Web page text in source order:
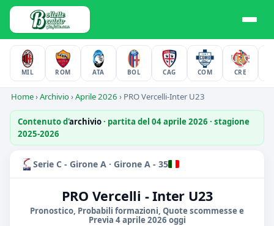
MIL ROM ATA BOL CAG COM CRE
Home›Archivio›Aprile 2026 › PRO Vercelli-Inter U23
Contenuto d'archivio· partita del 04 aprile 2026 · stagione
2025-2026
Serie C - Girone A · Girone A - 35
PRO Vercelli - Inter U23
Pronostico, Probabili formazioni, Quote scommesse e
Previa 4 aprile 2026 oggi